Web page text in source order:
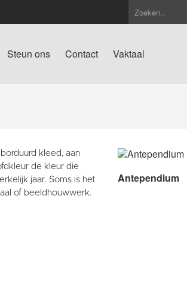
Steun ons Contact Vaktaal
kleed, aan
de kleur die
jaar. Soms is het
of beeldhouwwerk.
Antependium